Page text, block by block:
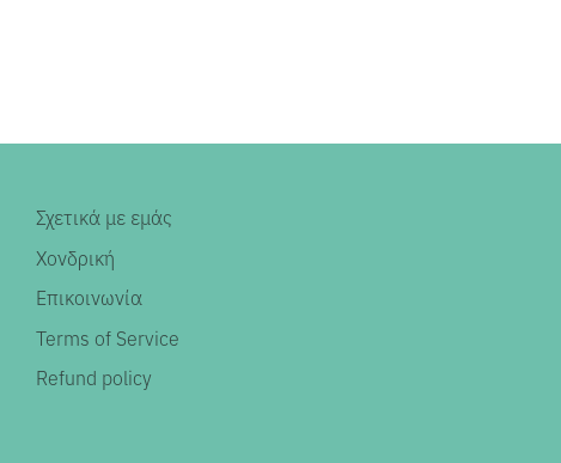
Σχετικά με εμάς
Χονδρική
Επικοινωνία
Terms of Service
Refund policy